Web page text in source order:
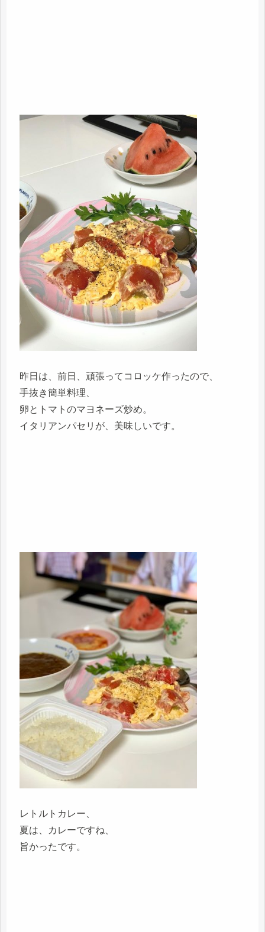
昨日は、前日、頑張ってコロッケ作ったので、
手抜き簡単料理、
卵とトマトのマヨネーズ炒め。
イタリアンパセリが、美味しいです。
レトルトカレー、
夏は、カレーですね、
旨かったです。